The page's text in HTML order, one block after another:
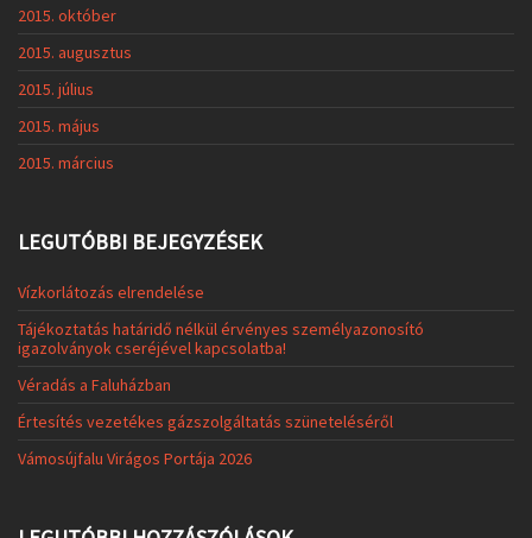
2015. október
2015. augusztus
2015. július
2015. május
2015. március
LEGUTÓBBI BEJEGYZÉSEK
Vízkorlátozás elrendelése
Tájékoztatás határidő nélkül érvényes személyazonosító
igazolványok cseréjével kapcsolatba!
Véradás a Faluházban
Értesítés vezetékes gázszolgáltatás szüneteléséről
Vámosújfalu Virágos Portája 2026